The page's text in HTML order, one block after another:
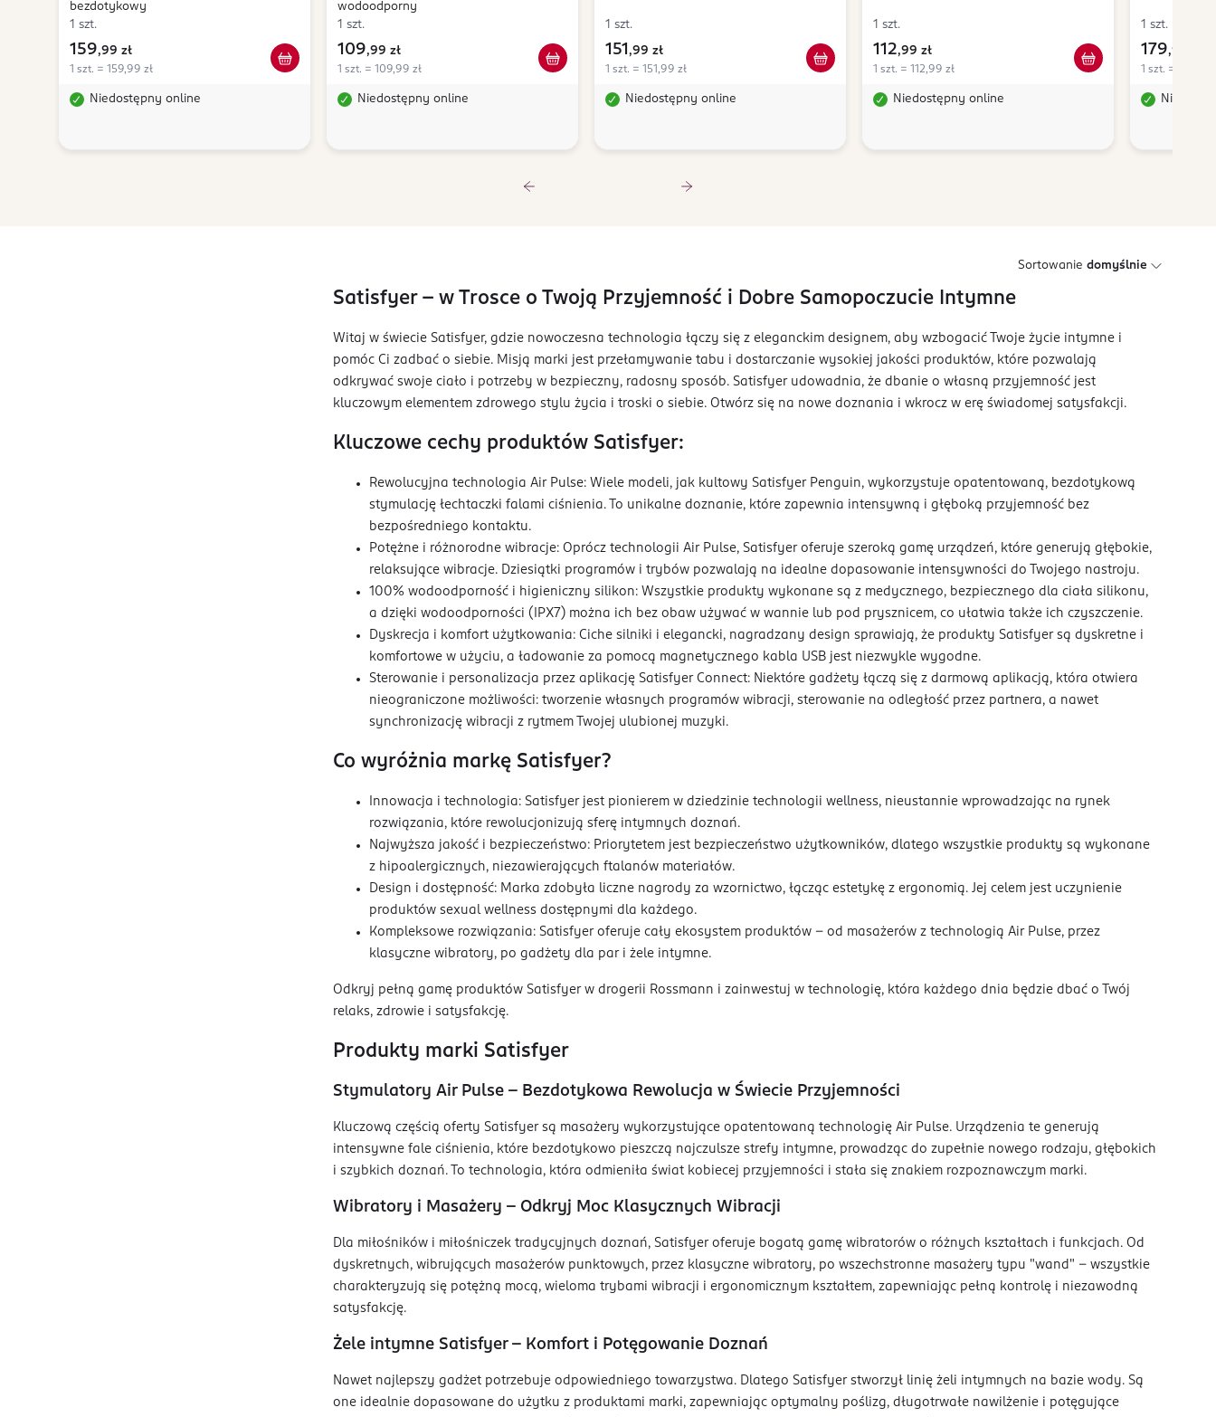
bezdotykowy
1 szt.
159,99 zł
1 szt. = 159,99 zł
Niedostępny online
wodoodporny
1 szt.
109,99 zł
1 szt. = 109,99 zł
Niedostępny online
1 szt.
151 ,99 zł
1 szt. = 151,99 zł
Niedostępny online
1 szt.
112,99 zł
1 szt. = 112,99 zł
Niedostępny online
1 szt.
179,99 zł
1 szt. = 179,99
Sortowanie domyślnie
Satisfyer – w Trosce o Twoją Przyjemność i Dobre Samopoczucie Intymne
Witaj w świecie Satisfyer, gdzie nowoczesna technologia łączy się z eleganckim designem, aby wzbogacić Twoje życie intymne i
pomóc Ci zadbać o siebie. Misją marki jest przełamywanie tabu i dostarczanie wysokiej jakości produktów, które pozwalają
odkrywać swoje ciało i potrzeby w bezpieczny, radosny sposób. Satisfyer udowadnia, że dbanie o własną przyjemność jest
kluczowym elementem zdrowego stylu życia i troski o siebie. Otwórz się na nowe doznania i wkrocz w erę świadomej satysfakcji.
Kluczowe cechy produktów Satisfyer:
Rewolucyjna technologia Air Pulse: Wiele modeli, jak kultowy Satisfyer Penguin, wykorzystuje opatentowaną, bezdotykową
stymulację łechtaczki falami ciśnienia. To unikalne doznanie, które zapewnia intensywną i głęboką przyjemność bez
bezpośredniego kontaktu.
Potężne i różnorodne wibracje: Oprócz technologii Air Pulse, Satisfyer oferuje szeroką gamę urządzeń, które generują głębokie,
relaksujące wibracje. Dziesiątki programów i trybów pozwalają na idealne dopasowanie intensywności do Twojego nastroju.
100% wodoodporność i higieniczny silikon: Wszystkie produkty wykonane są z medycznego, bezpiecznego dla ciała silikonu,
a dzięki wodoodporności (IPX7) można ich bez obaw używać w wannie lub pod prysznicem, co ułatwia także ich czyszczenie.
Dyskrecja i komfort użytkowania: Ciche silniki i elegancki, nagradzany design sprawiają, że produkty Satisfyer są dyskretne i
komfortowe w użyciu, a ładowanie za pomocą magnetycznego kabla USB jest niezwykle wygodne.
Sterowanie i personalizacja przez aplikację Satisfyer Connect: Niektóre gadżety łączą się z darmową aplikacją, która otwiera
nieograniczone możliwości: tworzenie własnych programów wibracji, sterowanie na odległość przez partnera, a nawet
synchronizację wibracji z rytmem Twojej ulubionej muzyki.
Co wyróżnia markę Satisfyer?
Innowacja i technologia: Satisfyer jest pionierem w dziedzinie technologii wellness, nieustannie wprowadzając na rynek
rozwiązania, które rewolucjonizują sferę intymnych doznań.
Najwyższa jakość i bezpieczeństwo: Priorytetem jest bezpieczeństwo użytkowników, dlatego wszystkie produkty są wykonane
z hipoalergicznych, niezawierających ftalanów materiałów.
Design i dostępność: Marka zdobyła liczne nagrody za wzornictwo, łącząc estetykę z ergonomią. Jej celem jest uczynienie
produktów sexual wellness dostępnymi dla każdego.
Kompleksowe rozwiązania: Satisfyer oferuje cały ekosystem produktów – od masażerów z technologią Air Pulse, przez
klasyczne wibratory, po gadżety dla par i żele intymne.
Odkryj pełną gamę produktów Satisfyer w drogerii Rossmann i zainwestuj w technologię, która każdego dnia będzie dbać o Twój
relaks, zdrowie i satysfakcję.
Produkty marki Satisfyer
Stymulatory Air Pulse – Bezdotykowa Rewolucja w Świecie Przyjemności
Kluczową częścią oferty Satisfyer są masażery wykorzystujące opatentowaną technologię Air Pulse. Urządzenia te generują
intensywne fale ciśnienia, które bezdotykowo pieszczą najczulsze strefy intymne, prowadząc do zupełnie nowego rodzaju, głębokich
i szybkich doznań. To technologia, która odmieniła świat kobiecej przyjemności i stała się znakiem rozpoznawczym marki.
Wibratory i Masażery – Odkryj Moc Klasycznych Wibracji
Dla miłośników i miłośniczek tradycyjnych doznań, Satisfyer oferuje bogatą gamę wibratorów o różnych kształtach i funkcjach. Od
dyskretnych, wibrujących masażerów punktowych, przez klasyczne wibratory, po wszechstronne masażery typu "wand" – wszystkie
charakteryzują się potężną mocą, wieloma trybami wibracji i ergonomicznym kształtem, zapewniając pełną kontrolę i niezawodną
satysfakcję.
Żele intymne Satisfyer – Komfort i Potęgowanie Doznań
Nawet najlepszy gadżet potrzebuje odpowiedniego towarzystwa. Dlatego Satisfyer stworzył linię żeli intymnych na bazie wody. Są
one idealnie dopasowane do użytku z produktami marki, zapewniając optymalny poślizg, długotrwałe nawilżenie i potęgujące